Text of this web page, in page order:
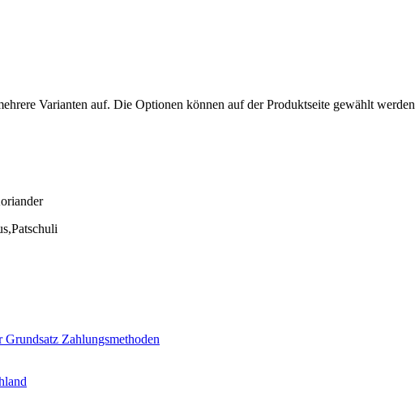
Varianten auf. Die Optionen können auf der Produktseite gewählt werden
Grundsatz Zahlungsmethoden